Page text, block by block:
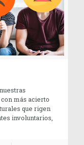
más acierto
que rigen
involuntarios,